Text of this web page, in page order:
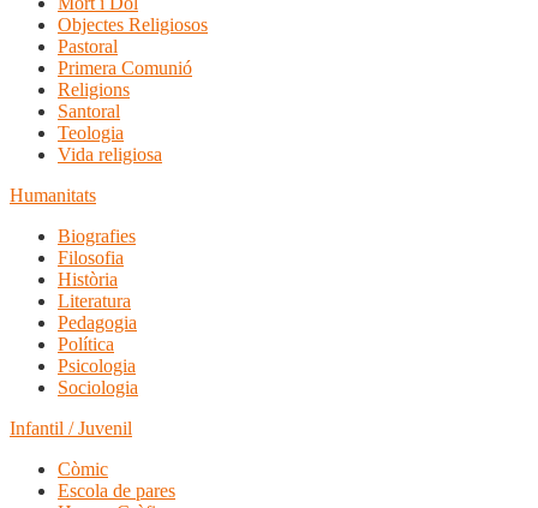
Objectes Religiosos
Pastoral
Primera Comunió
Religions
Santoral
Teologia
Vida religiosa
Humanitats
Biografies
Filosofia
Història
Literatura
Pedagogia
Política
Psicologia
Sociologia
Infantil / Juvenil
Còmic
Escola de pares